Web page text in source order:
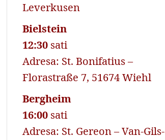
Leverkusen
Bielstein
12:30 sati
Adresa: St. Bonifatius –
Florastraße 7, 51674 Wiehl
Bergheim
16:00 sati
Adresa: St. Gereon – Van-Gils-